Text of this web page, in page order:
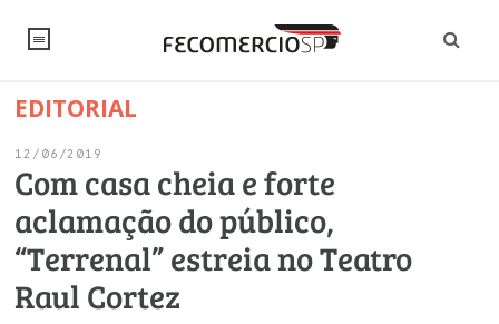
NOTÍCIAS
Artigos
Institucional
Debates Fecomercio-SP
Economia
Pesquisas
Brasil
Legislação
PESQUISAS
FALE CONOSCO
EDITORIAL
12/06/2019
Com casa cheia e forte
aclamação do público,
“Terrenal” estreia no Teatro
Raul Cortez